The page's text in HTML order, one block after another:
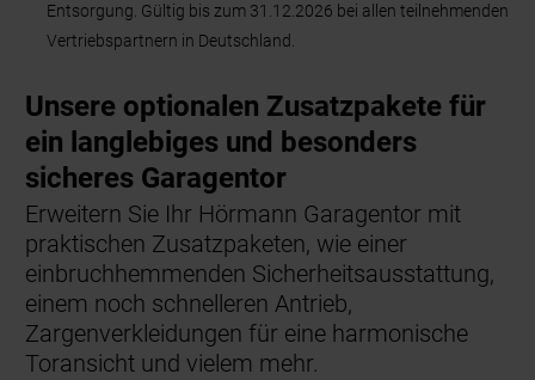
Entsorgung. Gültig bis zum 31.12.2026 bei allen teilnehmenden
Vertriebspartnern in Deutschland.
Unsere optionalen Zusatzpakete für
ein langlebiges und besonders
sicheres Garagentor
Erweitern Sie Ihr Hörmann Garagentor mit
praktischen Zusatzpaketen, wie einer
einbruchhemmenden Sicherheitsausstattung,
einem noch schnelleren Antrieb,
Zargenverkleidungen für eine harmonische
Toransicht und vielem mehr.